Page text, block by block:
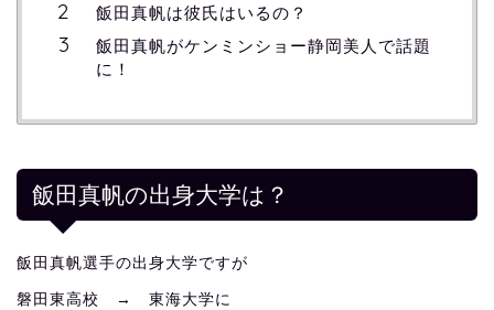
飯田真帆は彼氏はいるの？
飯田真帆がケンミンショー静岡美人で話題
に！
飯田真帆の出身大学は？
飯田真帆選手の出身大学ですが
磐田東高校 → 東海大学に